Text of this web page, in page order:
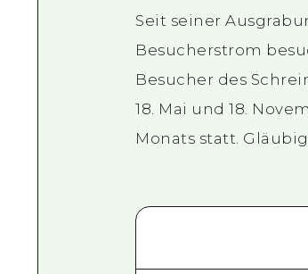
Seit seiner
Besucherstrom
Besucher des
18. Mai und 18.
Monats statt.